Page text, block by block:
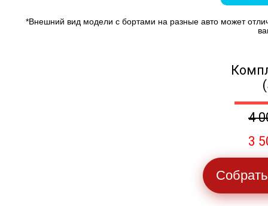
*Внешний вид модели с бортами на разные авто может
4
3